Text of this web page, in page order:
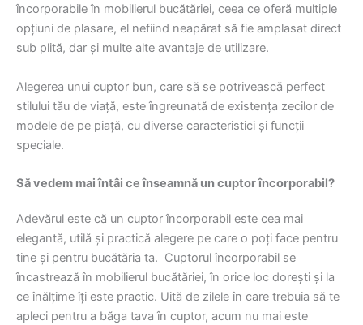
încorporabile în mobilierul bucătăriei, ceea ce oferă multiple
opțiuni de plasare, el nefiind neapărat să fie amplasat direct
sub plită, dar și multe alte avantaje de utilizare.
Alegerea unui cuptor bun, care să se potrivească perfect
stilului tău de viață, este îngreunată de existența zecilor de
modele de pe piață, cu diverse caracteristici și funcții
speciale.
Să vedem mai întâi ce înseamnă un cuptor încorporabil?
Adevărul este că un cuptor încorporabil este cea mai
elegantă, utilă și practică alegere pe care o poți face pentru
tine și pentru bucătăria ta. Cuptorul încorporabil se
încastrează în mobilierul bucătăriei, în orice loc dorești și la
ce înălțime îți este practic. Uită de zilele în care trebuia să te
apleci pentru a băga tava în cuptor, acum nu mai este